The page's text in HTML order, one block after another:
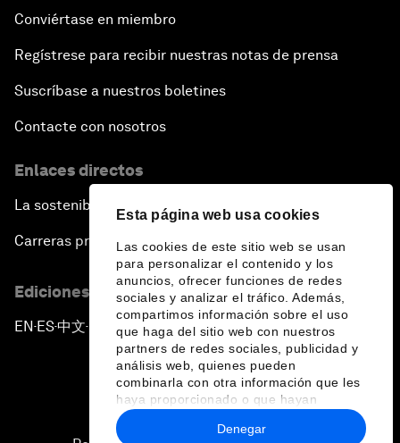
Esta página web usa cookies
Las cookies de este sitio web se usan
para personalizar el contenido y los
anuncios, ofrecer funciones de redes
sociales y analizar el tráfico. Además,
compartimos información sobre el uso
que haga del sitio web con nuestros
partners de redes sociales, publicidad y
análisis web, quienes pueden
combinarla con otra información que les
haya proporcionado o que hayan
recopilado a partir del uso que haya
hecho de sus servicios.
Denegar
Conviértase en miembro
Regístrese para recibir nuestras notas de prensa
Suscríbase a nuestros boletines
Contacte con nosotros
Enlaces directos
La sostenibilidad en el Foro
Carreras profesionales
Ediciones en otros idiomas
EN ▪ES▪中文▪ 日本語